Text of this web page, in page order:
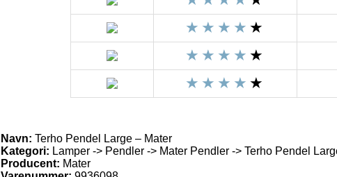
Navn: Terho Pendel Large – Mater
Kategori: Lamper -> Pendler -> Mater Pendler -> Terho Pendel
Producent: Mater